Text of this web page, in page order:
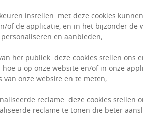
instellen: met deze cookies
of de applicatie, en in het bijzonder de
en aanbieden;
het publiek: deze cookies stellen ons
u op onze website en/of in onze
van onze website en te meten;
reclame: deze cookies stellen
reclame te tonen die beter